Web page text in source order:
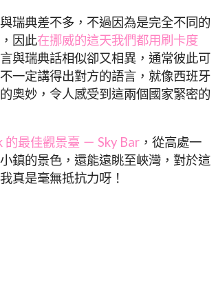
瑞典差不多，不過因為是完全不同的
因此在挪威的這天我們都用刷卡度
與瑞典話相似卻又相異，通常彼此可
一定講得出對方的語言，就像西班牙
奧妙，令人感受到這兩個國家緊密的
的最佳觀景臺 － Sky Bar ，從高處一
鎮的景色，還能遠眺至峽灣，對於這
真是毫無抵抗力呀！